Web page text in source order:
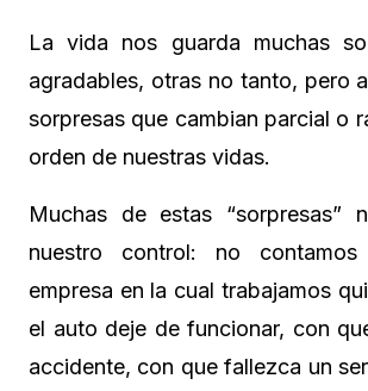
La vida nos guarda muchas
agradables, otras no tanto, pero
sorpresas que cambian parcial o
orden de nuestras vidas.
Muchas de estas “sorpresas”
nuestro control: no
empresa en la cual trabajamos
el auto deje de funcionar, con
accidente, con que fallezca un